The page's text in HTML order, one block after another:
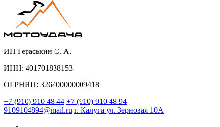
ИП Гераськин С. А.
ИНН: 401701838153
ОГРНИП: 326400000009418
+7 (910) 910 48 44 +7 (910) 910 48 94
9109104894@mail.ru г. Калуга ул. Зерновая 10А